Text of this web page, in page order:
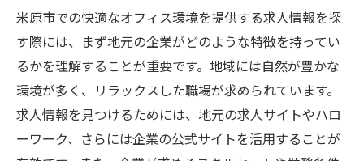
米原市での快適なオフィス環境を提供する求人情報を探
す際には、まず地元の企業がどのような特徴を持ってい
るかを理解することが重要です。地域には自然が豊かな
環境が多く、リラックスした職場が求められています。
求人情報を見つけるためには、地元の求人サイトやハロ
ーワーク、さらには企業の公式サイトを活用することが